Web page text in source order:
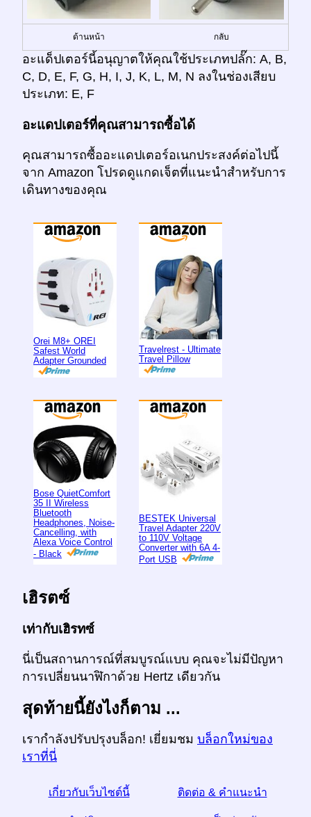
ด้านหน้า กลับ
อะแด็ปเตอร์นี้อนุญาตให้คุณใช้ประเภทปลั๊ก: A, B,
C, D, E, F, G, H, I, J, K, L, M, N ลงในช่องเสียบ
ประเภท: E, F
อะแดปเตอร์ที่คุณสามารถซื้อได้
คุณสามารถซื้ออะแดปเตอร์อเนกประสงค์ต่อไปนี้
จาก Amazon โปรดดูแกดเจ็ตที่แนะนำสำหรับการ
เดินทางของคุณ
Orei M8+ OREI
Safest World
Adapter Grounded
Travelrest - Ultimate
Travel Pillow
Bose QuietComfort
35 II Wireless
Bluetooth
Headphones, Noise-
Cancelling, with
Alexa Voice Control
- Black
BESTEK Universal
Travel Adapter 220V
to 110V Voltage
Converter with 6A 4-
Port USB
เฮิรตซ์
เท่ากับเฮิรทซ์
นี่เป็นสถานการณ์ที่สมบูรณ์แบบ คุณจะไม่มีปัญหา
การเปลี่ยนนาฬิกาด้วย Hertz เดียวกัน
สุดท้ายนี้ยังไงก็ตาม ...
เรากำลังปรับปรุงบล็อก! เยี่ยมชม บล็อกใหม่ของ
เราที่นี่
เกี่ยวกับเว็บไซต์นี้ ติดต่อ & คำแนะนำ